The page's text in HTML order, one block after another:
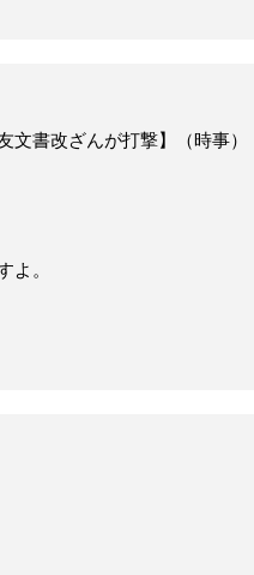
文書改ざんが打撃】（時事）
。